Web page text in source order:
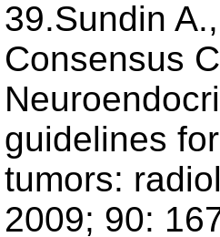
39.Sundin
Consensus
guidelines
tumors:
2009; 90: